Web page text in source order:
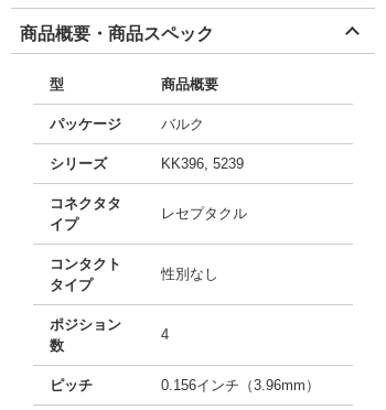
商品概要・商品スペック
型 商品概要
パッケージ バルク
シリーズ KK396, 5239
コネクタタ
イプ
レセプタクル
コンタクト
タイプ
性別なし
ポジション
数
4
ピッチ 0.156インチ（3.96mm）